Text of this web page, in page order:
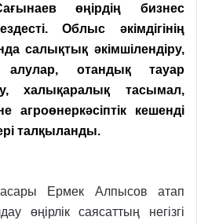
өңірдің бизнес
Облыс әкімдігінің
салықтық әкімшілендіру,
алулар, отандық тауар
халықаралық тасымал,
кешенді
талқыланды.
Ермек Алпысов атап
өңірлік саясаттың негізгі